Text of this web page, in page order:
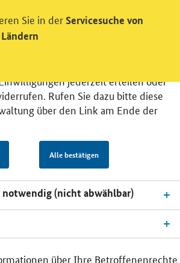
für Wirtschaft und Energie
Inhaltsverzeichnis
Datenschutz
Statistiken verstehen, um
zu verbessern. Zusätzlich
Nutzung eines Videodienstes
jederzeit erteilen oder
Rufen Sie dazu bitte diese
über den Link am Ende der
Alle bestätigen
notwendig (nicht abwählbar)
über Ihre Betroffenenrechte
Sie in der Servicesuche von